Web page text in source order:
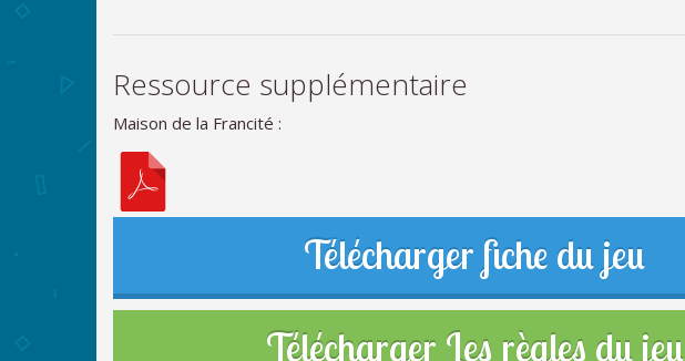
Ressource supplémentaire
Maison de la Francité :
Télécharger fiche du jeu
Télécharger Les règles du jeu